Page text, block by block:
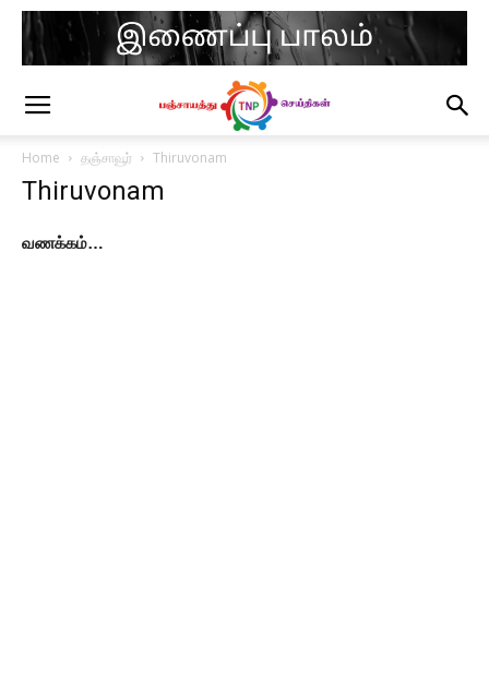
Home தஞ்சாவூர் Thiruvonam
Thiruvonam
வணக்கம்…